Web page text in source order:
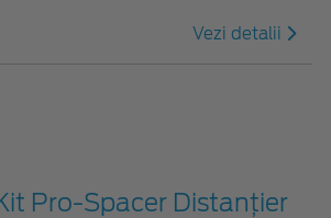
Vezi detalii
Pro-Spacer Distanțier